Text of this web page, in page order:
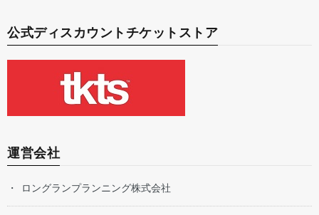
公式ディスカウントチケットストア
運営会社
ロングランプランニング株式会社